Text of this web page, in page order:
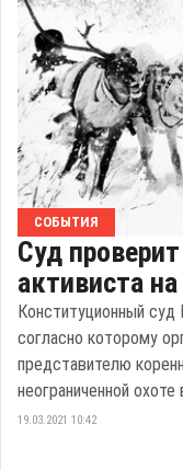
СОБЫТИЯ
Суд
активиста
Конституционный суд
согласно которому
представителю
неограниченной охоте в
19.03.2021 10:42